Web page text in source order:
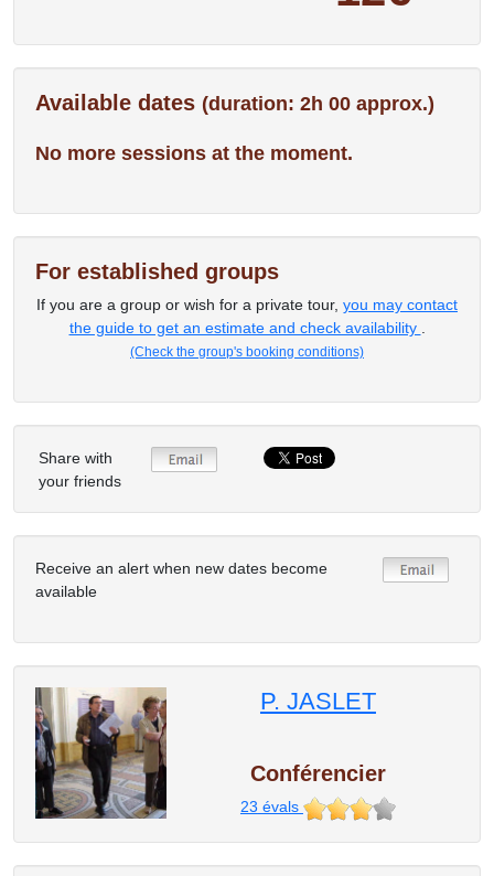
Available dates (duration: 2h 00 approx.)
No more sessions at the moment.
For established groups
If you are a group or wish for a private tour, you may contact
the guide to get an estimate and check availability
(Check the group's booking conditions)
Share with
your friends
Receive an alert when new dates become
available
P. JASLET
Conférencier
23 évals